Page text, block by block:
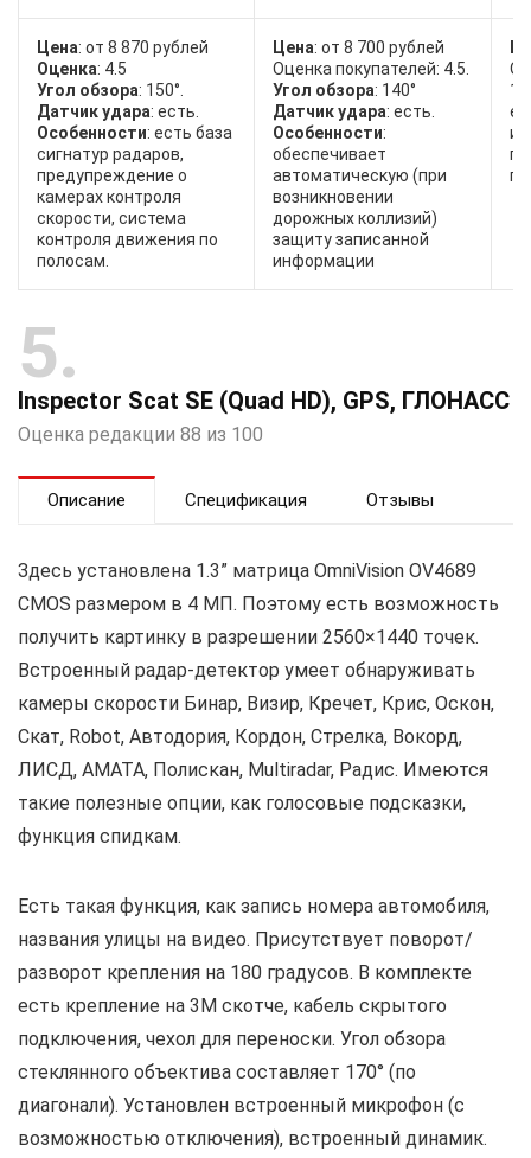
Цена: от 8 870 рублей
Оценка: 4.5
Угол обзора: 150°.
Датчик удара: есть.
Особенности: есть база
сигнатур радаров,
предупреждение о
камерах контроля
скорости, система
контроля движения по
полосам.
Цена: от 8 700 рублей
Оценка покупателей: 4.5.
Угол обзора: 140°
Датчик удара: есть.
Особенности:
обеспечивает
автоматическую (при
возникновении
дорожных коллизий)
защиту записанной
информации
5
Inspector Scat SE (Quad HD), GPS, ГЛОНАСС
Оценка редакции 88 из 100
Описание Спецификация Отзывы
Здесь установлена 1.3” матрица OmniVision OV4689
CMOS размером в 4 МП. Поэтому есть возможность
получить картинку в разрешении 2560×1440 точек.
Встроенный радар-детектор умеет обнаруживать
камеры скорости Бинар, Визир, Кречет, Крис, Оскон,
Скат, Robot, Автодория, Кордон, Стрелка, Вокорд,
ЛИСД, АМАТА, Полискан, Multiradar, Радис. Имеются
такие полезные опции, как голосовые подсказки,
функция спидкам.
Есть такая функция, как запись номера автомобиля,
названия улицы на видео. Присутствует поворот/
разворот крепления на 180 градусов. В комплекте
есть крепление на 3М скотче, кабель скрытого
подключения, чехол для переноски. Угол обзора
стеклянного объектива составляет 170° (по
диагонали). Установлен встроенный микрофон (с
возможностью отключения), встроенный динамик.